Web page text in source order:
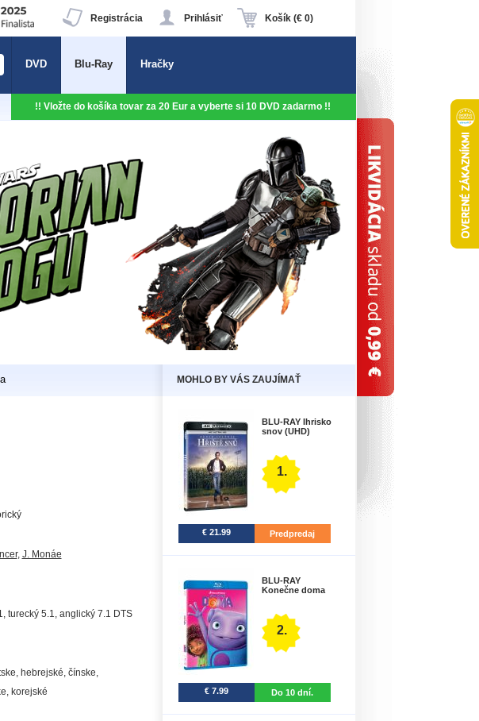
Košík (€ 0)
Prihlásiť
Registrácia
DVD Blu-Ray Hračky
!! Vložte do košíka tovar za 20 Eur a vyberte si 10 DVD zadarmo !!
MOHLO BY VÁS ZAUJÍMAŤ
, J. Monáe
turecký 5.1, anglický 7.1 DTS
hebrejské, čínske,
korejské
BLU-RAY Ihrisko
snov (UHD)
1.
€ 21.99 Predpredaj
BLU-RAY
Konečne doma
2.
€ 7.99 Do 10 dní.